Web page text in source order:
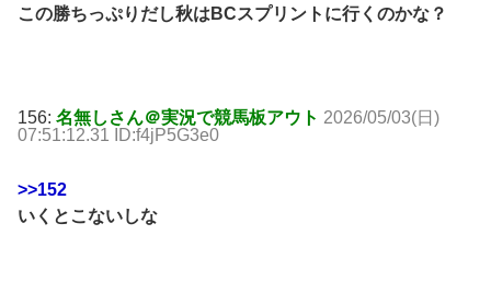
この勝ちっぷりだし秋はBCスプリントに行くのかな？
156: 名無しさん＠実況で競馬板アウト 2026/05/03(日)
07:51:12.31 ID:f4jP5G3e0
>>152
いくとこないしな